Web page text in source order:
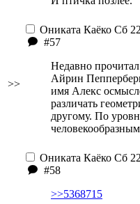
>>
Ониката Каёко Сб
#57
Недавно
Айрин
имя Алекс
различать
другому. По
Ониката Каёко Сб
#58
>>5368715